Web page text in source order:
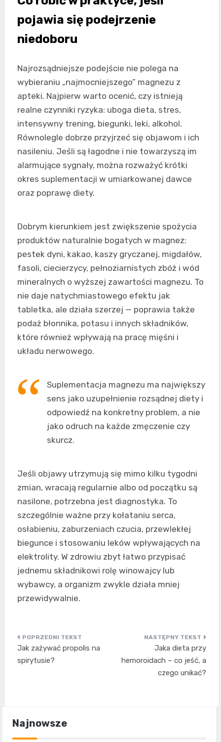
pojawia się podejrzenie
niedoboru
Najrozsądniejsze podejście nie polega na
wybieraniu „najmocniejszego” magnezu z
apteki. Najpierw warto ocenić, czy istnieją
realne czynniki ryzyka: uboga dieta, stres,
intensywny trening, biegunki, leki, alkohol.
Równolegle dobrze przyjrzeć się objawom i ich
nasileniu. Jeśli są łagodne i nie towarzyszą im
alarmujące sygnały, można rozważyć krótki
okres suplementacji w umiarkowanej dawce
oraz poprawę diety.
Dobrym kierunkiem jest zwiększenie spożycia
produktów naturalnie bogatych w magnez:
pestek dyni, kakao, kaszy gryczanej, migdałów,
fasoli, ciecierzycy, pełnoziarnistych zbóż i wód
mineralnych o wyższej zawartości magnezu. To
nie daje natychmiastowego efektu jak
tabletka, ale działa szerzej — poprawia także
podaż błonnika, potasu i innych składników,
które również wpływają na pracę mięśni i
układu nerwowego.
Suplementacja magnezu ma największy
sens jako uzupełnienie rozsądnej diety i
odpowiedź na konkretny problem, a nie
jako odruch na każde zmęczenie czy
skurcz.
Jeśli objawy utrzymują się mimo kilku tygodni
zmian, wracają regularnie albo od początku są
nasilone, potrzebna jest diagnostyka. To
szczególnie ważne przy kołataniu serca,
osłabieniu, zaburzeniach czucia, przewlekłej
biegunce i stosowaniu leków wpływających na
elektrolity. W zdrowiu zbyt łatwo przypisać
jednemu składnikowi rolę winowajcy lub
wybawcy, a organizm zwykle działa mniej
przewidywalnie.
Nawigacja
wpisu
Jak zażywać propolis na
spirytusie?
Jaka dieta przy
hemoroidach – co jeść, a
czego unikać?
Najnowsze